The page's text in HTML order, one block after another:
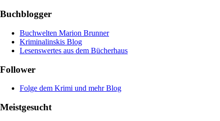
Buchblogger
Buchwelten Marion Brunner
Kriminalinskis Blog
Lesenswertes aus dem Bücherhaus
Follower
Folge dem Krimi und mehr Blog
Meistgesucht